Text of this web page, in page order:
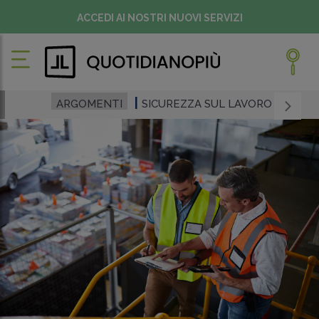
ACCEDI AI NOSTRI NUOVI SERVIZI
ARGOMENTI SICUREZZA SUL LAVORO